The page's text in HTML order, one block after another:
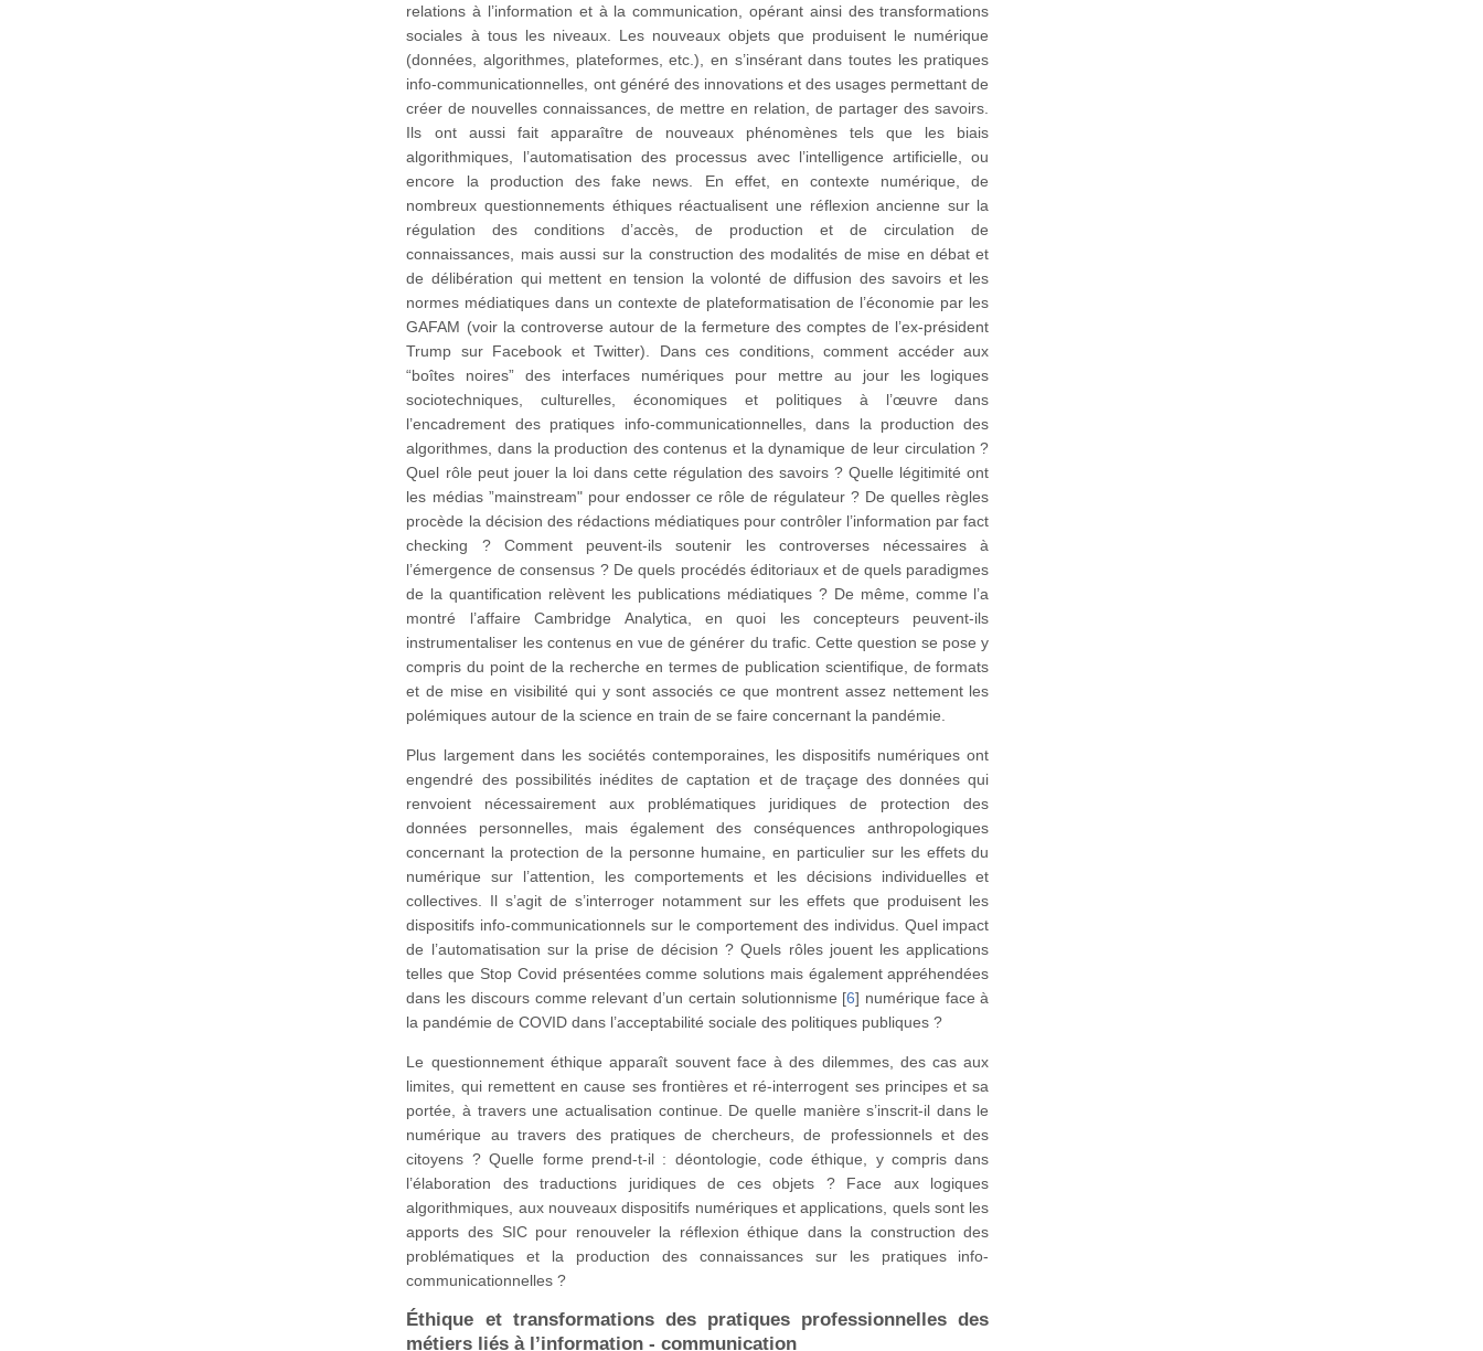
relations à l’information et à la communication, opérant ainsi des transformations
sociales à tous les niveaux. Les nouveaux objets que produisent le numérique
(données, algorithmes, plateformes, etc.), en s’insérant dans toutes les pratiques
info-communicationnelles, ont généré des innovations et des usages permettant de
créer de nouvelles connaissances, de mettre en relation, de partager des savoirs.
Ils ont aussi fait apparaître de nouveaux phénomènes tels que les biais
algorithmiques, l’automatisation des processus avec l’intelligence artificielle, ou
encore la production des fake news. En effet, en contexte numérique, de
nombreux questionnements éthiques réactualisent une réflexion ancienne sur la
régulation des conditions d’accès, de production et de circulation de
connaissances, mais aussi sur la construction des modalités de mise en débat et
de délibération qui mettent en tension la volonté de diffusion des savoirs et les
normes médiatiques dans un contexte de plateformatisation de l’économie par les
GAFAM (voir la controverse autour de la fermeture des comptes de l’ex-président
Trump sur Facebook et Twitter). Dans ces conditions, comment accéder aux
“boîtes noires” des interfaces numériques pour mettre au jour les logiques
sociotechniques, culturelles, économiques et politiques à l’œuvre dans
l’encadrement des pratiques info-communicationnelles, dans la production des
algorithmes, dans la production des contenus et la dynamique de leur circulation ?
Quel rôle peut jouer la loi dans cette régulation des savoirs ? Quelle légitimité ont
les médias ”mainstream" pour endosser ce rôle de régulateur ? De quelles règles
procède la décision des rédactions médiatiques pour contrôler l’information par fact
checking ? Comment peuvent-ils soutenir les controverses nécessaires à
l’émergence de consensus ? De quels procédés éditoriaux et de quels paradigmes
de la quantification relèvent les publications médiatiques ? De même, comme l’a
montré l’affaire Cambridge Analytica, en quoi les concepteurs peuvent-ils
instrumentaliser les contenus en vue de générer du trafic. Cette question se pose y
compris du point de la recherche en termes de publication scientifique, de formats
et de mise en visibilité qui y sont associés ce que montrent assez nettement les
polémiques autour de la science en train de se faire concernant la pandémie.
Plus largement dans les sociétés contemporaines, les dispositifs numériques ont
engendré des possibilités inédites de captation et de traçage des données qui
renvoient nécessairement aux problématiques juridiques de protection des
données personnelles, mais également des conséquences anthropologiques
concernant la protection de la personne humaine, en particulier sur les effets du
numérique sur l’attention, les comportements et les décisions individuelles et
collectives. Il s’agit de s’interroger notamment sur les effets que produisent les
dispositifs info-communicationnels sur le comportement des individus. Quel impact
de l’automatisation sur la prise de décision ? Quels rôles jouent les applications
telles que Stop Covid présentées comme solutions mais également appréhendées
dans les discours comme relevant d’un certain solutionnisme [6] numérique face à
la pandémie de COVID dans l’acceptabilité sociale des politiques publiques ?
Le questionnement éthique apparaît souvent face à des dilemmes, des cas aux
limites, qui remettent en cause ses frontières et ré-interrogent ses principes et sa
portée, à travers une actualisation continue. De quelle manière s’inscrit-il dans le
numérique au travers des pratiques de chercheurs, de professionnels et des
citoyens ? Quelle forme prend-t-il : déontologie, code éthique, y compris dans
l’élaboration des traductions juridiques de ces objets ? Face aux logiques
algorithmiques, aux nouveaux dispositifs numériques et applications, quels sont les
apports des SIC pour renouveler la réflexion éthique dans la construction des
problématiques et la production des connaissances sur les pratiques info-
communicationnelles ?
Éthique et transformations des pratiques professionnelles des
métiers liés à l’information - communication